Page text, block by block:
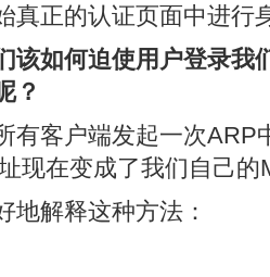
真正的认证页面中进行
该如何迫使用户登录我
？
有客户端发起一次ARP
现在变成了我们自己的
地解释这种方法：